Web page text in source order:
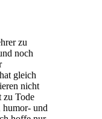
zu
noch
gleich
nicht
zu Tode
humor- und